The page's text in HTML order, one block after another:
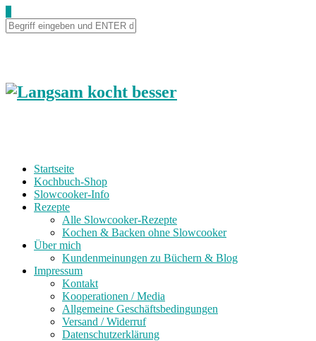
Startseite
Kochbuch-Shop
Slowcooker-Info
Rezepte
Alle Slowcooker-Rezepte
Kochen & Backen ohne Slowcooker
Über mich
Kundenmeinungen zu Büchern & Blog
Impressum
Kontakt
Kooperationen / Media
Allgemeine Geschäftsbedingungen
Versand / Widerruf
Datenschutzerklärung